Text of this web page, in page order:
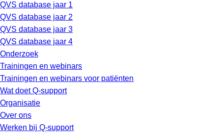
QVS database jaar 1
QVS database jaar 2
QVS database jaar 3
QVS database jaar 4
Onderzoek
Trainingen en webinars
Trainingen en webinars voor patiënten
Wat doet Q-support
Organisatie
Over ons
Werken bij Q-support